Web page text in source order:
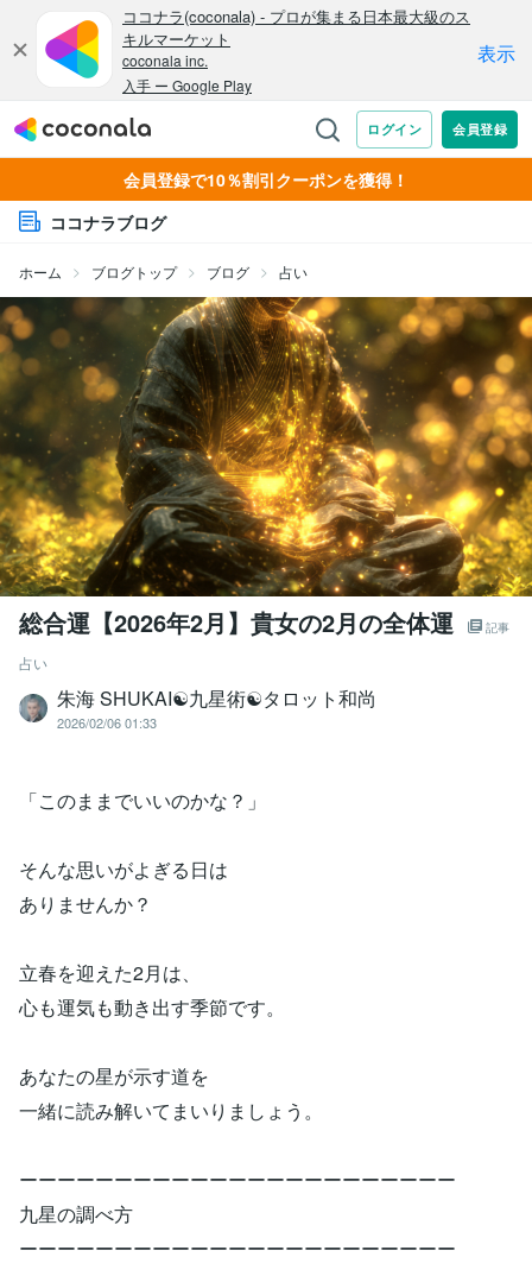
会員登録で10％割引クーポンを獲得！
ココナラブログ
ホーム ブログトップ ブログ 占い
総合運【2026年2月】貴女の2月の全体運 記事
占い
朱海 SHUKAI☯九星術☯タロット和尚
2026/02/06 01:33
「このままでいいのかな？」
そんな思いがよぎる日は
ありませんか？
立春を迎えた2月は、
心も運気も動き出す季節です。
あなたの星が示す道を
一緒に読み解いてまいりましょう。
ーーーーーーーーーーーーーーーーーーーーーーー
九星の調べ方
ーーーーーーーーーーーーーーーーーーーーーーー